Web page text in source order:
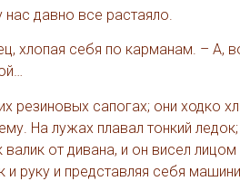
нас давно все растаяло.
хлопая себя по карманам. – А,
резиновых сапогах; они ходко
На лужах плавал тонкий
от дивана, и он висел
и руку и представляя себя